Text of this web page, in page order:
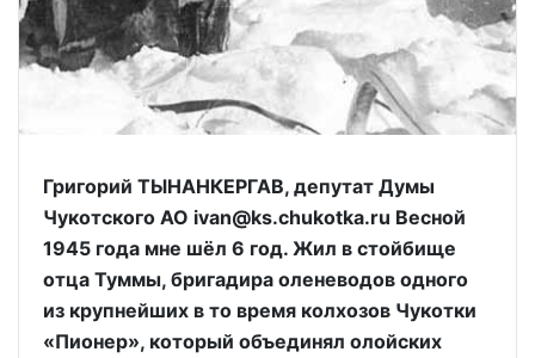
Григорий ТЫНАНКЕРГАВ, депутат Думы
Чукотского АО ivan@ks.chukotka.ru Весной
1945 года мне шёл 6 год. Жил в стойбище
отца Туммы, бригадира оленеводов одного
из крупнейших в то время колхозов Чукотки
«Пионер», который объединял олойских